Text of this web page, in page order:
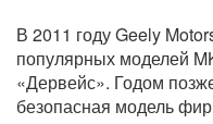
В 2011 году Geely
популярных моделей
«Дервейс». Годом
безопасная модель